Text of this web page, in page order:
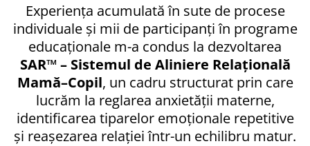
Experiența acumulată în sute de procese
individuale și mii de participanți în programe
educaționale m-a condus la dezvoltarea
SAR™ – Sistemul de Aliniere Relațională
Mamă–Copil, un cadru structurat prin care
lucrăm la reglarea anxietății materne,
identificarea tiparelor emoționale repetitive
și reașezarea relației într-un echilibru matur.